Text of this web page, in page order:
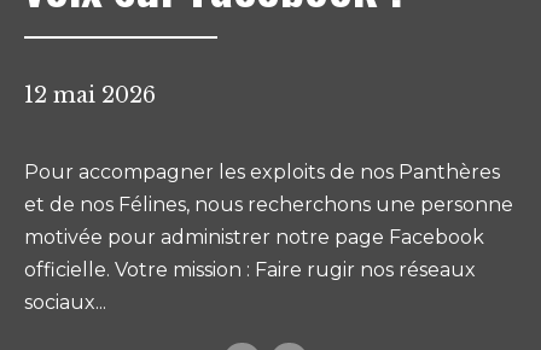
12 mai 2026
Pour accompagner les exploits de nos Panthères
et de nos Félines, nous recherchons une personne
motivée pour administrer notre page Facebook
officielle. Votre mission : Faire rugir nos réseaux
sociaux...